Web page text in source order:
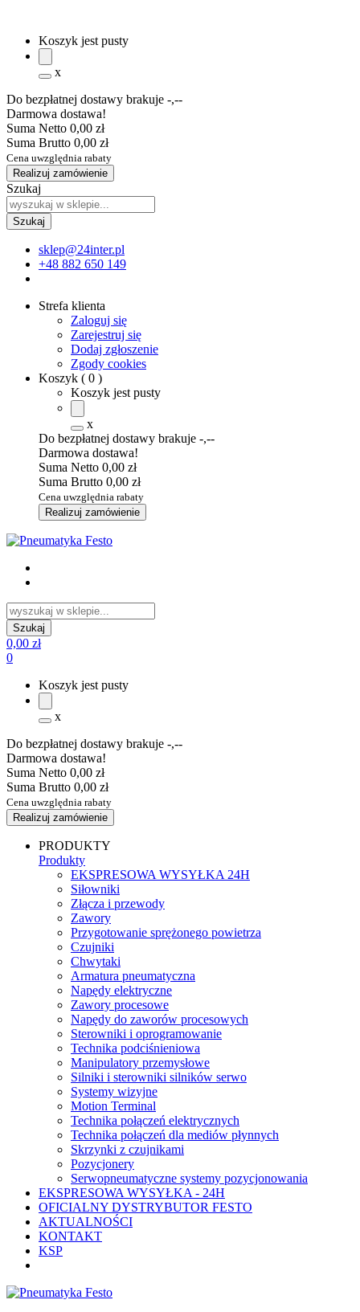
Koszyk jest pusty
x
Do bezpłatnej dostawy brakuje -,--
Darmowa dostawa!
Suma Netto 0,00 zł
Suma Brutto 0,00 zł
Cena uwzględnia rabaty
Realizuj zamówienie
Szukaj
sklep@24inter.pl
+48 882 650 149
Strefa klienta
Zaloguj się
Zarejestruj się
Dodaj zgłoszenie
Zgody cookies
Koszyk ( 0 )
Koszyk jest pusty
x
Do bezpłatnej dostawy brakuje -,--
Darmowa dostawa!
Suma Netto 0,00 zł
Suma Brutto 0,00 zł
Cena uwzględnia rabaty
Realizuj zamówienie
0,00 zł
0
Koszyk jest pusty
x
Do bezpłatnej dostawy brakuje -,--
Darmowa dostawa!
Suma Netto 0,00 zł
Suma Brutto 0,00 zł
Cena uwzględnia rabaty
Realizuj zamówienie
PRODUKTY
Produkty
EKSPRESOWA WYSYŁKA 24H
Siłowniki
Złącza i przewody
Zawory
Przygotowanie sprężonego powietrza
Czujniki
Chwytaki
Armatura pneumatyczna
Napędy elektryczne
Zawory procesowe
Napędy do zaworów procesowych
Sterowniki i oprogramowanie
Technika podciśnieniowa
Manipulatory przemysłowe
Silniki i sterowniki silników serwo
Systemy wizyjne
Motion Terminal
Technika połączeń elektrycznych
Technika połączeń dla mediów płynnych
Skrzynki z czujnikami
Pozycjonery
Serwopneumatyczne systemy pozycjonowania
EKSPRESOWA WYSYŁKA - 24H
OFICIALNY DYSTRYBUTOR FESTO
AKTUALNOŚCI
KONTAKT
KSP